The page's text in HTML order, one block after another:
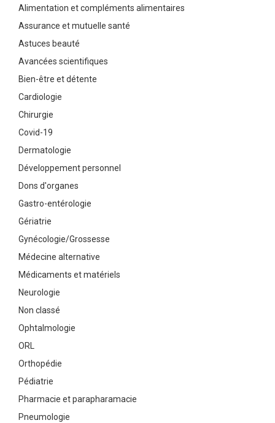
Alimentation et compléments alimentaires
Assurance et mutuelle santé
Astuces beauté
Avancées scientifiques
Bien-être et détente
Cardiologie
Chirurgie
Covid-19
Dermatologie
Développement personnel
Dons d'organes
Gastro-entérologie
Gériatrie
Gynécologie/Grossesse
Médecine alternative
Médicaments et matériels
Neurologie
Non classé
Ophtalmologie
ORL
Orthopédie
Pédiatrie
Pharmacie et parapharamacie
Pneumologie